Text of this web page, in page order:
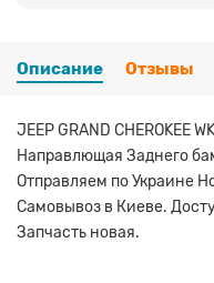
Описание Отзывы
JEEP GRAND CHEROKEE
Направлющая Заднего
Отправляем по Украине
Самовывоз в Киеве.
Запчасть новая.